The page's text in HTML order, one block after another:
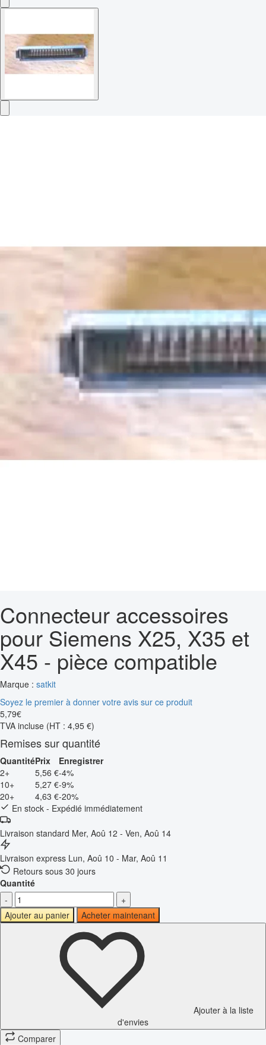
Connecteur accessoires
pour Siemens X25, X35 et
X45 - pièce compatible
Marque : satkit
Soyez le premier à donner votre avis sur ce produit
5,79€
TVA incluse (HT : 4,95 €)
Remises sur quantité
QuantitéPrix
Enregistrer
2+
5,56 €-4%
10+
5,27 €-9%
20+
4,63 €-20%
En stock - Expédié immédiatement
Livraison standard Mer, Aoû 12 - Ven, Aoû 14
Livraison express Lun, Aoû 10 - Mar, Aoû 11
Retours sous 30 jours
Quantité
-
+
Ajouter au panier
Acheter maintenant
Ajouter à la liste
d'envies
Comparer